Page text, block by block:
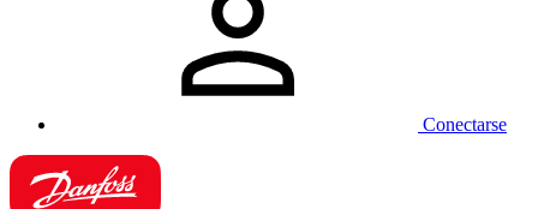
Conectarse